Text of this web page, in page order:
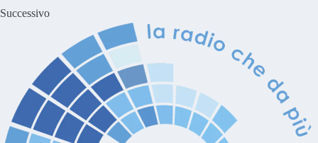
Successivo